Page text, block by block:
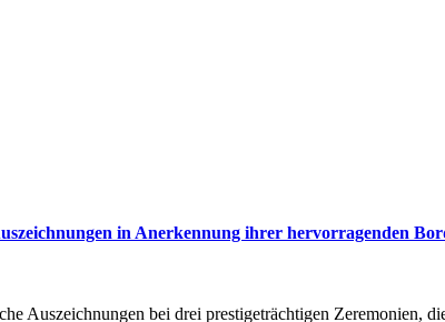
in Anerkennung ihrer hervorragenden
Auszeichnungen bei drei prestigeträchtigen Zeremonien,